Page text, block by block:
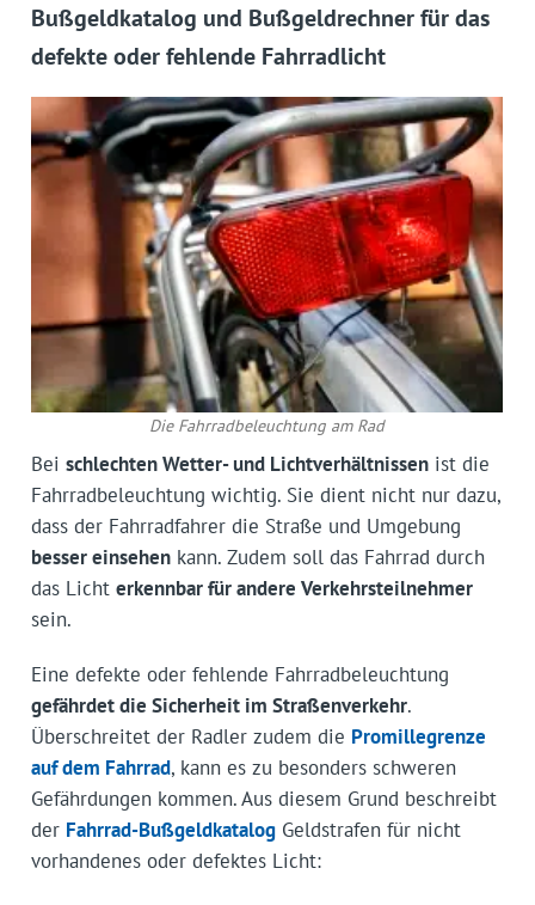
Bußgeldkatalog und Bußgeldrechner für das
defekte oder fehlende Fahrradlicht
Die Fahrradbeleuchtung am Rad
Bei schlechten Wetter- und Lichtverhältnissenist die
Fahrradbeleuchtung wichtig. Sie dient nicht nur dazu,
dass der Fahrradfahrer die Straße und Umgebung
besser einsehenkann. Zudem soll das Fahrrad durch
das Licht erkennbar für andere Verkehrsteilnehmer
sein.
Eine defekte oder fehlende Fahrradbeleuchtung
gefährdet die Sicherheit im Straßenverkehr.
Überschreitet der Radler zudem die Promillegrenze
auf dem Fahrrad, kann es zu besonders schweren
Gefährdungen kommen. Aus diesem Grund beschreibt
der Fahrrad-BußgeldkatalogGeldstrafen für nicht
vorhandenes oder defektes Licht: